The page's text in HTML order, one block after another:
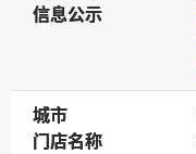
信息公示
信息公示
城市
城市
门店名称
门店名称